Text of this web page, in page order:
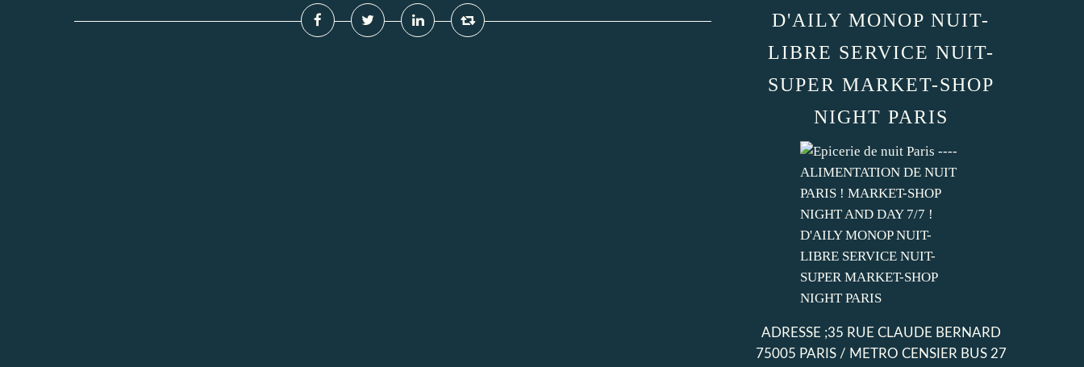
D'AILY MONOP NUIT-
LIBRE SERVICE NUIT-
SUPER MARKET-SHOP
NIGHT PARIS
ADRESSE ;35 RUE CLAUDE BERNARD
75005 PARIS / METRO CENSIER BUS 27